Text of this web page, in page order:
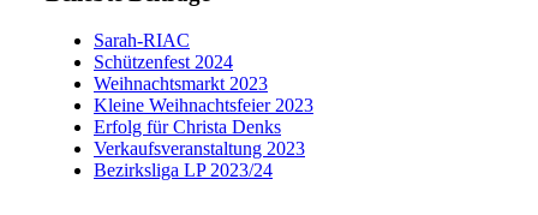
Sarah-RIAC
Schützenfest 2024
Weihnachtsmarkt 2023
Kleine Weihnachtsfeier 2023
Erfolg für Christa Denks
Verkaufsveranstaltung 2023
Bezirksliga LP 2023/24